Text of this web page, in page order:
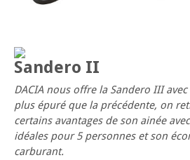
Sandero II
DACIA nous offre la Sandero III
plus épuré que la précédente, on
certains avantages de son ainée
idéales pour 5 personnes et son
carburant.